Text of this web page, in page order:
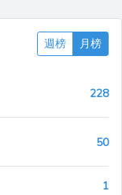
週榜 月榜
228
50
1